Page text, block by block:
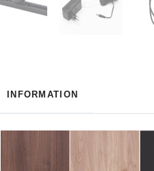
INFORMATION